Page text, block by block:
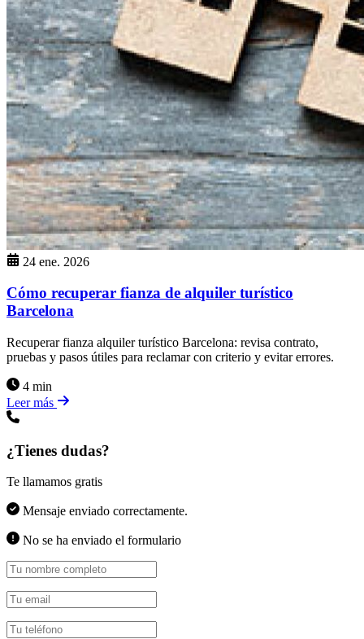
24 ene. 2026
Cómo recuperar fianza de alquiler turístico
Barcelona
Recuperar fianza alquiler turístico Barcelona: revisa contrato,
pruebas y pasos útiles para reclamar con criterio y evitar errores.
4 min
Leer más
¿Tienes dudas?
Te llamamos gratis
Mensaje enviado correctamente.
No se ha enviado el formulario